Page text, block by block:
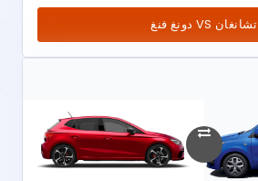
تشانغان VS دونغ فنغ